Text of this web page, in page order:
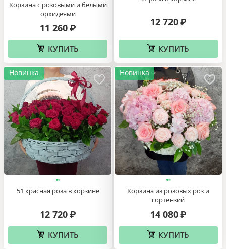
Корзина с розовыми и белыми
орхидеями
11 260 ₽
КУПИТЬ
12 720 ₽
КУПИТЬ
Новинка
51 красная роза в корзине
12 720 ₽
КУПИТЬ
Новинка
Корзина из розовых роз и
гортензий
14 080 ₽
КУПИТЬ